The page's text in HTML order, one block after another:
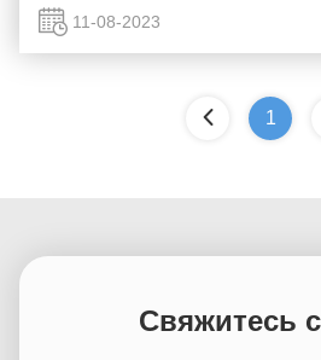
Области применения различаются
11-08-2023
1
Свяжитесь